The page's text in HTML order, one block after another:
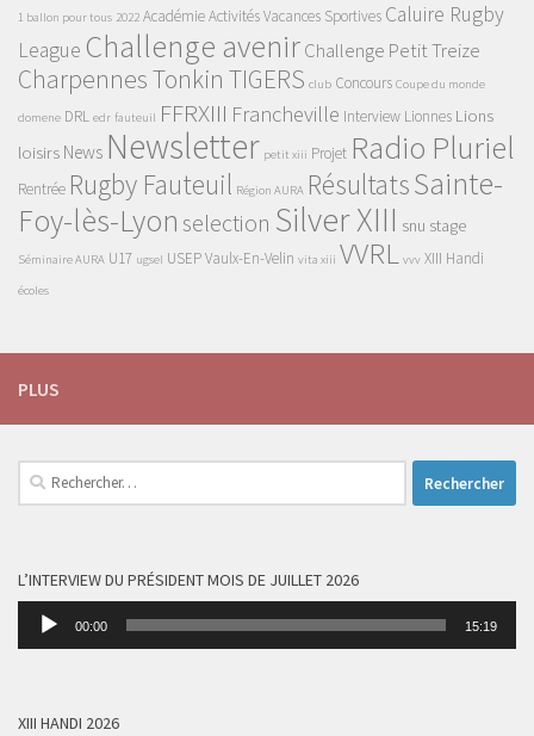
1 ballon pour tous 2022 AcadémieActivités Vacances Sportives Caluire Rugby
League Challenge avenirChallenge Petit Treize
Charpennes Tonkin TIGERS club Concours Coupe du monde
domene DRL edr fauteuil FFRXIII Francheville Interview Lionnes Lions
loisirs News Newsletter petit xiii Projet Radio Pluriel
Rentrée Rugby Fauteuil Région AURA RésultatsSainte-
Foy-lès-Lyon selection Silver XIII snu stage
Séminaire AURA U17 ugsel USEPVaulx-En-Velin vita xiii VVRL vvv XIII Handi
écoles
PLUS
Rechercher :
L’INTERVIEW DU PRÉSIDENT MOIS DE JUILLET 2026
Lecteur
00:00 15:19
XIII HANDI 2026